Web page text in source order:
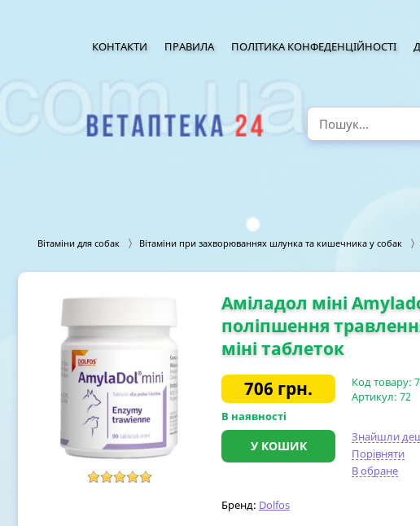
КОНТАКТИ ПРАВИЛА ПОЛІТИКА КОНФЕДЕНЦІЙНОСТІ
Вітаміни для собак Вітаміни при захворюваннях шлунка та кишечника у собак
Аміладол міні
поліпшення
міні таблеток
706 грн. Код товару:
Артикул: 72
В наявності
У КОШИК
Знайшли
Порівняти
В обране
Бренд: Dolfos